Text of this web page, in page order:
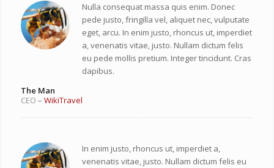
Nulla consequat massa quis enim. Donec
pede justo, fringilla vel, aliquet nec, vulputate
eget, arcu. In enim justo, rhoncus ut, imperdiet
a, venenatis vitae, justo. Nullam dictum felis
eu pede mollis pretium. Integer tincidunt. Cras
dapibus.
The Man
CEO – WikiTravel
In enim justo, rhoncus ut, imperdiet a,
venenatis vitae, justo. Nullam dictum felis eu